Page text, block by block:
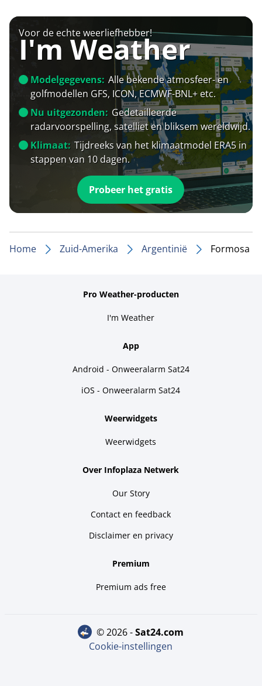
Voor de echte weerliefhebber!
I'm Weather
Modelgegevens: Alle bekende atmosfeer- en
golfmodellen GFS, ICON, ECMWF-BNL+ etc.
Nu uitgezonden: Gedetailleerde
radarvoorspelling, satelliet en bliksem wereldwijd.
Klimaat: Tijdreeks van het klimaatmodel ERA5 in
stappen van 10 dagen.
Probeer het gratis
Home Zuid-Amerika Argentinië Formosa
Pro Weather-producten
I'm Weather
App
Android - Onweeralarm Sat24
iOS - Onweeralarm Sat24
Weerwidgets
Weerwidgets
Over Infoplaza Netwerk
Our Story
Contact en feedback
Disclaimer en privacy
Premium
Premium ads free
© 2026 - sat24.com
Cookie-instellingen